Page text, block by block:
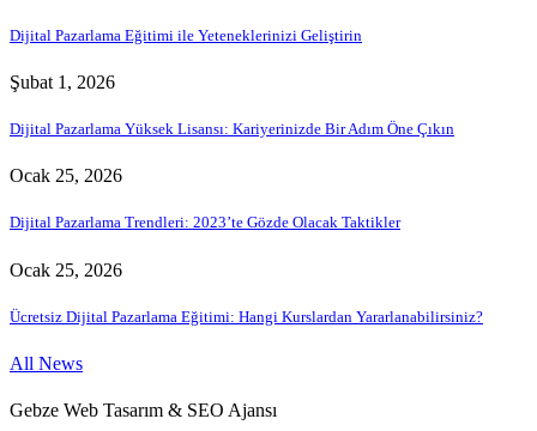
Dijital Pazarlama Eğitimi ile Yeteneklerinizi Geliştirin
Şubat 1, 2026
Dijital Pazarlama Yüksek Lisansı: Kariyerinizde Bir Adım Öne Çıkın
Ocak 25, 2026
Dijital Pazarlama Trendleri: 2023’te Gözde Olacak Taktikler
Ocak 25, 2026
Ücretsiz Dijital Pazarlama Eğitimi: Hangi Kurslardan Yararlanabilirsiniz?
All News
Gebze Web Tasarım & SEO Ajansı